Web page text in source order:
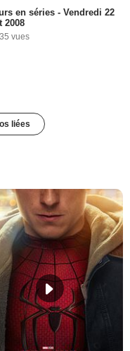
en séries - Vendredi 22
2008
vues
liées